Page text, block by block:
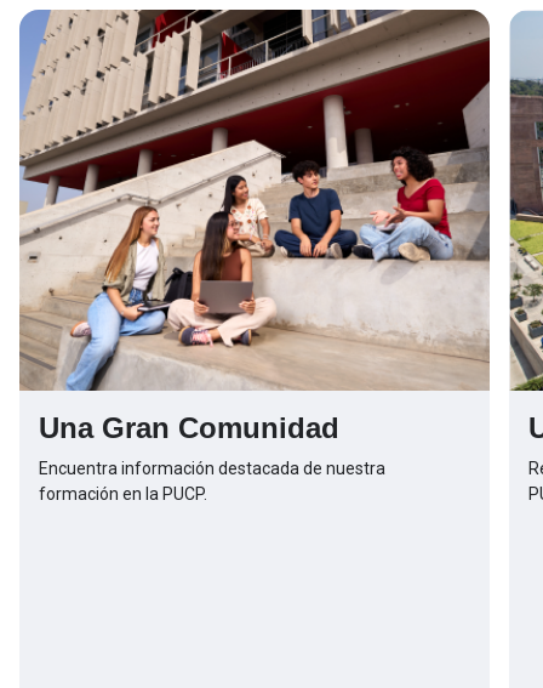
Una Gran Comunidad
Encuentra información destacada de nuestra
formación en la PUCP.